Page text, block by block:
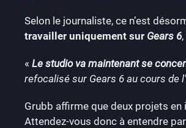
Selon le journaliste, ce n’est
travailler uniquement sur Gears 6
« Le studio va maintenant se
refocalisé sur Gears 6 au cours de
Grubb affirme que deux projets
Attendez-vous donc à entendre